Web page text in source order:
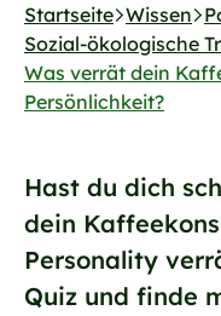
Startseite Wissen
Sozial-ökologische
Was verrät dein
Persönlichkeit?
Hast du dich
dein
Personality
Quiz und finde